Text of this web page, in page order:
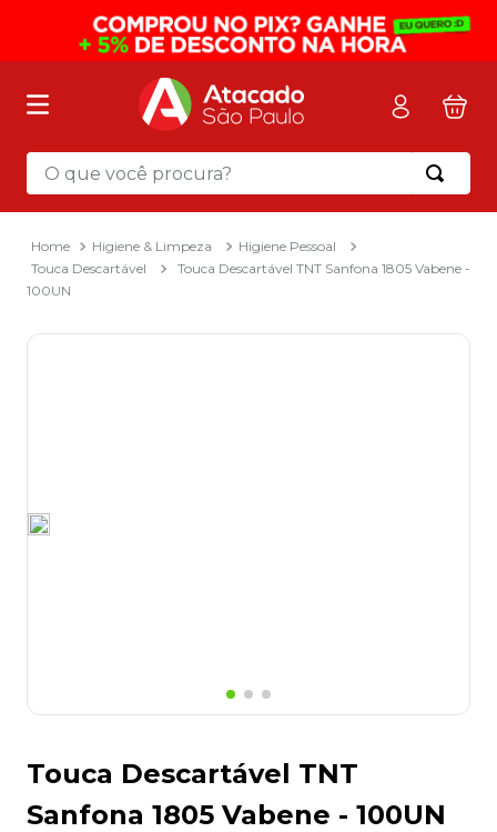
O que você procura?
Higiene & Limpeza
Higiene Pessoal
Touca Descartável
Touca Descartável TNT Sanfona 1805 Vabene -
100UN
Touca Descartável TNT
Sanfona 1805 Vabene - 100UN
Termos mais buscados
mochila
2º sacola
8